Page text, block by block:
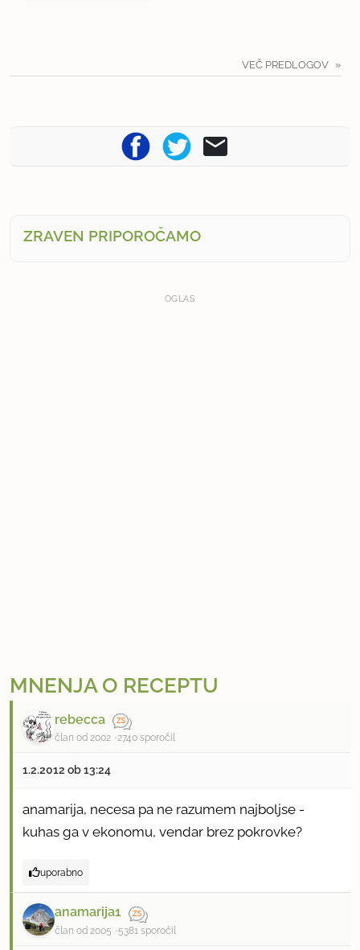
VEČ PREDLOGOV
ZRAVEN PRIPOROČAMO
OGLAS
MNENJA O RECEPTU
rebecca
član od 2002 2740 sporočil
1.2.2012 ob 13:24
anamarija, necesa pa ne razumem najboljse -
kuhas ga v ekonomu, vendar brez pokrovke?
uporabno
anamarija1
član od 2005 5381 sporočil